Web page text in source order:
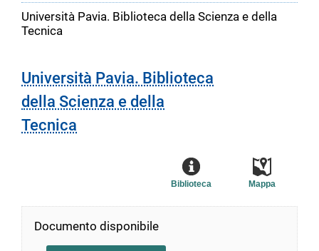
Università Pavia. Biblioteca della Scienza e della
Tecnica
Università Pavia. Biblioteca
della Scienza e della
Tecnica
Mappa
Biblioteca
Documento disponibile